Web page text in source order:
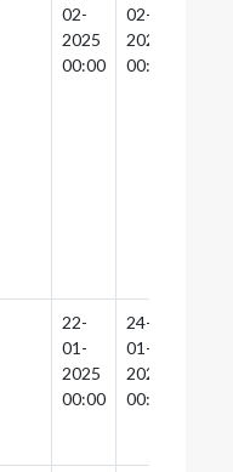
02-
2025
00:00
02-
2025
00:00
22-
01-
2025
00:00
24-
01-
2025
00:00